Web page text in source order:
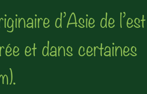
d’Asie de l’est
et dans certaines